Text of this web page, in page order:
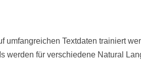
umfangreichen Textdaten trainiert
werden für verschiedene Natural